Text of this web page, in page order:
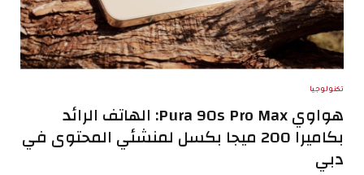
تكنولوجيا
هواوي Pura 90s Pro Max: الهاتف الرائد
بكاميرا 200 ميجا بكسل لمنشئي المحتوى في
دبي